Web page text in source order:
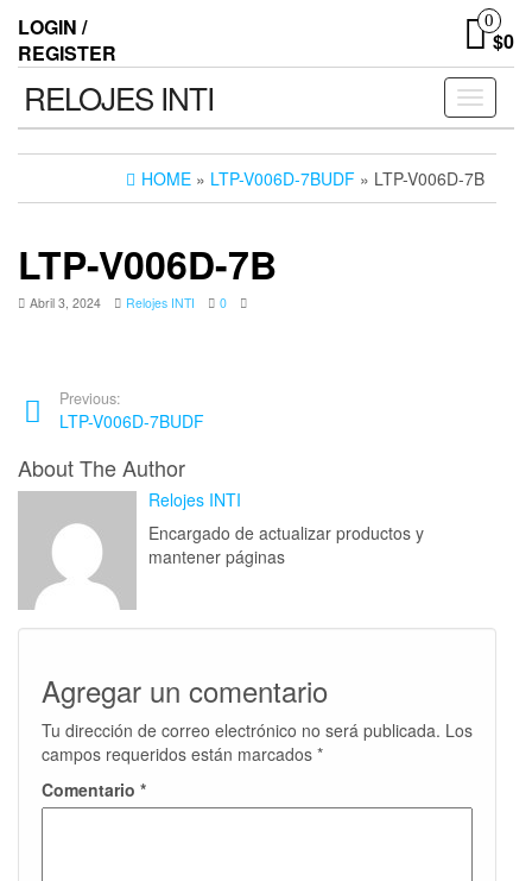
LOGIN /
REGISTER
0
$0
Toggle
RELOJES INTI
HOME » LTP-V006D-7BUDF » LTP-V006D-7B
LTP-V006D-7B
Abril 3, 2024 Relojes INTI 0
Previous:
LTP-V006D-7BUDF
About The Author
Relojes INTI
Encargado de actualizar productos y
mantener páginas
Agregar un comentario
Tu dirección de correo electrónico no será publicada. Los
campos requeridos están marcados *
Comentario *